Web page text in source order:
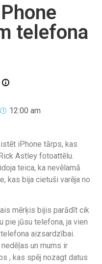
telefona
12:00 am
iPhone tārps, kas
Astley fotoattēlu.
teica, ka nevēlamā
kas bija cietuši varēja no
mērķis bijis parādīt cik
pie jūsu telefona, ja vien
aizsardzībai.
un mums ir
, kas spēj nozagt datus